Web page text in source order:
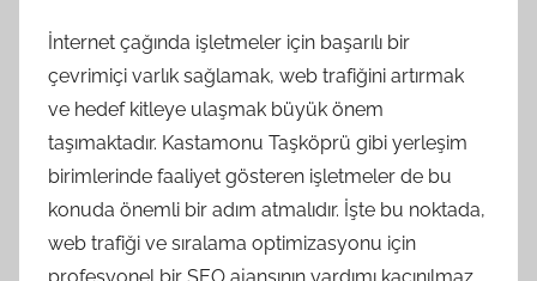
İnternet çağında işletmeler için başarılı bir
çevrimiçi varlık sağlamak, web trafiğini artırmak
ve hedef kitleye ulaşmak büyük önem
taşımaktadır. Kastamonu Taşköprü gibi yerleşim
birimlerinde faaliyet gösteren işletmeler de bu
konuda önemli bir adım atmalıdır. İşte bu noktada,
web trafiği ve sıralama optimizasyonu için
profesyonel bir SEO ajansının yardımı kaçınılmaz